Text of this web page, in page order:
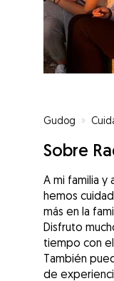
Gudog »
Sobre
A mi familia y
hemos
más en la
Disfruto
tiempo con
También
de